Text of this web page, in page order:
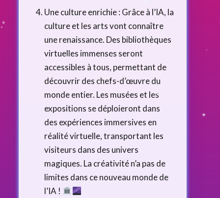
Une culture enrichie : Grâce à l’IA, la
culture et les arts vont connaître
une renaissance. Des bibliothèques
virtuelles immenses seront
accessibles à tous, permettant de
découvrir des chefs-d’œuvre du
monde entier. Les musées et les
expositions se déploieront dans
des expériences immersives en
réalité virtuelle, transportant les
visiteurs dans des univers
magiques. La créativité n’a pas de
limites dans ce nouveau monde de
l’IA !